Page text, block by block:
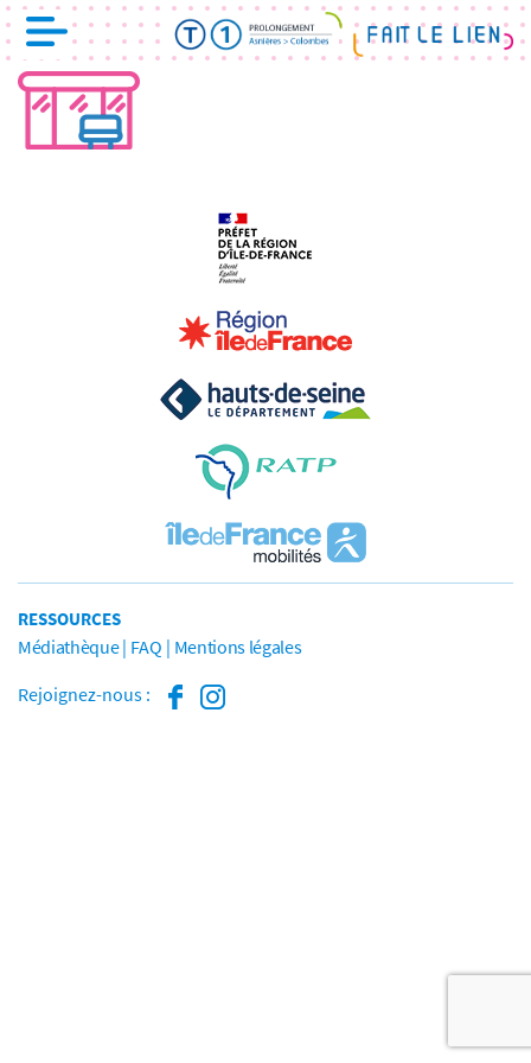
RESSOURCES
Médiathèque FAQ Mentions légales
Rejoignez-nous :